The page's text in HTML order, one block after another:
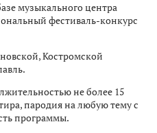
музыкального центра
фестиваль-конкурс
Костромской
не более 15
пародия на любую тему с
программы.